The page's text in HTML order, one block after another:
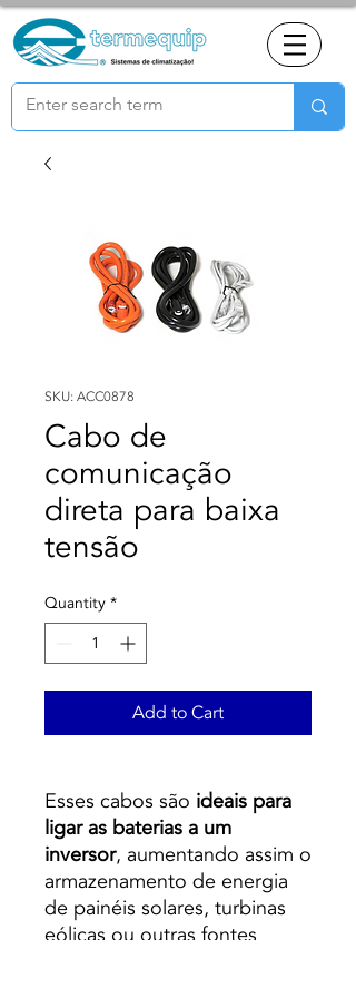
SKU: ACC0878
Cabo de
comunicação
direta para baixa
tensão
Quantity *
Add to Cart
Esses cabos são ideais para
ligar as baterias a um
inversor, aumentando assim o
armazenamento de energia
de painéis solares, turbinas
eólicas ou outras fontes